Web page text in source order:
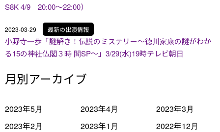
S8K 4/9 20:00～22:00）
2023-03-29 最新の出演情報
小野寺一歩「謎解き！伝説のミステリー～徳川家康の謎がわか
る15の神社仏閣３時 間SP～」3/29(水)19時テレビ朝日
月別アーカイブ
2023年5月 2023年4月
2023年3月
2023年2月
2023年1月
2022年12月